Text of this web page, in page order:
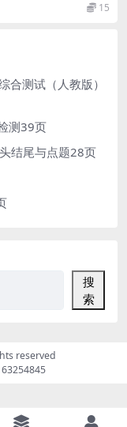
15
合测试（人教版）
测39页
结尾与点题28页
搜
索
reserved